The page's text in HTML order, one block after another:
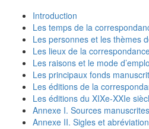
Introduction
Les temps de la
Les personnes et les thèmes
Les lieux de la
Les raisons et le mode
Les principaux fonds
Les éditions de la
Les éditions du XIXe-XXIe
Annexe I. Sources
Annexe II. Sigles et